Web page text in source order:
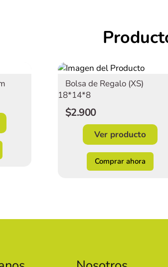
Bolsa de Regalo (XS)
18*14*8
$2.900
Ver producto
Comprar ahora